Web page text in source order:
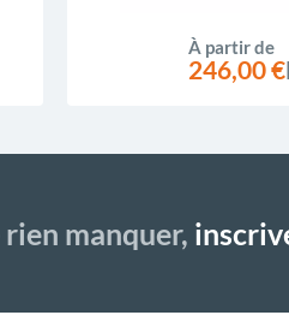
À partir de
246,00 €
manquer,